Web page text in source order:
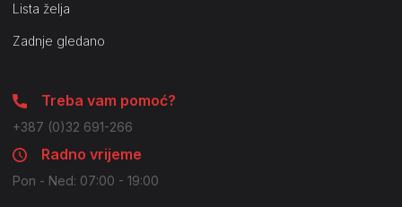
Lista želja
Zadnje gledano
Treba vam pomoć?
+387 (0)32 691-266
Radno vrijeme
Pon - Ned: 07:00 - 19:00